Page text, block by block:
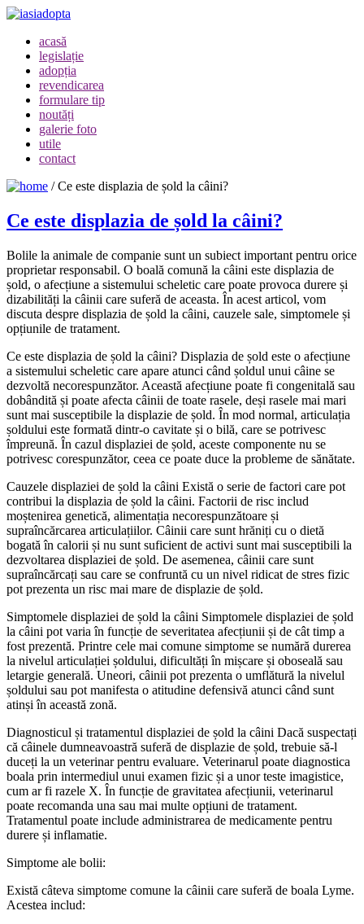
acasă
legislație
adopția
revendicarea
formulare tip
noutăți
galerie foto
utile
contact
/Ce este displazia de șold la câini?
Ce este displazia de șold la câini?
Bolile la animale de companie sunt un subiect important pentru orice
proprietar responsabil. O boală comună la câini este displazia de
șold, o afecțiune a sistemului scheletic care poate provoca durere și
dizabilități la câinii care suferă de aceasta. În acest articol, vom
discuta despre displazia de șold la câini, cauzele sale, simptomele și
opțiunile de tratament.
Ce este displazia de șold la câini? Displazia de șold este o afecțiune
a sistemului scheletic care apare atunci când șoldul unui câine se
dezvoltă necorespunzător. Această afecțiune poate fi congenitală sau
dobândită și poate afecta câinii de toate rasele, deși rasele mai mari
sunt mai susceptibile la displazie de șold. În mod normal, articulația
șoldului este formată dintr-o cavitate și o bilă, care se potrivesc
împreună. În cazul displaziei de șold, aceste componente nu se
potrivesc corespunzător, ceea ce poate duce la probleme de sănătate.
Cauzele displaziei de șold la câini Există o serie de factori care pot
contribui la displazia de șold la câini. Factorii de risc includ
moștenirea genetică, alimentația necorespunzătoare și
supraîncărcarea articulațiilor. Câinii care sunt hrăniți cu o dietă
bogată în calorii și nu sunt suficient de activi sunt mai susceptibili la
dezvoltarea displaziei de șold. De asemenea, câinii care sunt
supraîncărcați sau care se confruntă cu un nivel ridicat de stres fizic
pot prezenta un risc mai mare de displazie de șold.
Simptomele displaziei de șold la câini Simptomele displaziei de șold
la câini pot varia în funcție de severitatea afecțiunii și de cât timp a
fost prezentă. Printre cele mai comune simptome se numără durerea
la nivelul articulației șoldului, dificultăți în mișcare și oboseală sau
letargie generală. Uneori, câinii pot prezenta o umflătură la nivelul
șoldului sau pot manifesta o atitudine defensivă atunci când sunt
atinși în această zonă.
Diagnosticul și tratamentul displaziei de șold la câini Dacă suspectați
că câinele dumneavoastră suferă de displazie de șold, trebuie să-l
duceți la un veterinar pentru evaluare. Veterinarul poate diagnostica
boala prin intermediul unui examen fizic și a unor teste imagistice,
cum ar fi razele X. În funcție de gravitatea afecțiunii, veterinarul
poate recomanda una sau mai multe opțiuni de tratament.
Tratamentul poate include administrarea de medicamente pentru
durere și inflamatie.
Simptome ale bolii:
Există câteva simptome comune la câinii care suferă de boala Lyme.
Acestea includ: